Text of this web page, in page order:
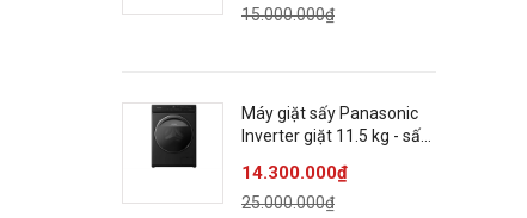
15.000.000₫
Máy giặt sấy Panasonic
Inverter giặt 11.5 kg - sấy
14.300.000₫
25.000.000₫